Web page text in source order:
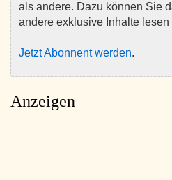
als andere. Dazu können Sie
andere exklusive Inhalte
Jetzt Abonnent werden.
Anzeigen